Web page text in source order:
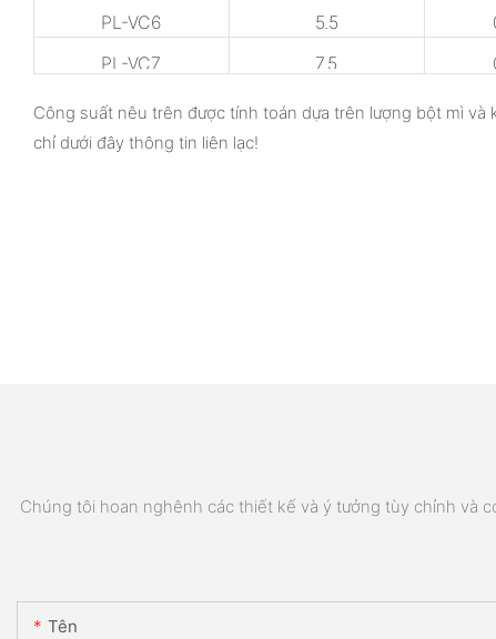
PL-VC6
5.5
PL-VC7
7.5
Công suất nêu trên được tính toán dựa trên lượng bột mì
chỉ dưới đây thông tin liên lạc!
Chúng tôi hoan nghênh các thiết kế và ý tưởng tùy chỉnh và
Tên